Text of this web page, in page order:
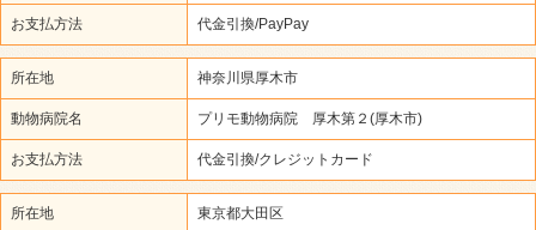
お支払方法 代金引換/PayPay
所在地 神奈川県厚木市
動物病院名 プリモ動物病院 厚木第２(厚木市)
お支払方法 代金引換/クレジットカード
所在地 東京都大田区